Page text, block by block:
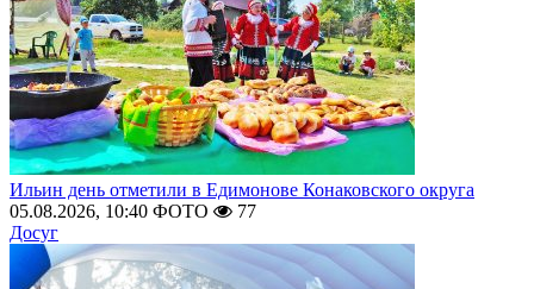
Ильин день отметили в Едимонове Конаковского округа
05.08.2026, 10:40 ФОТО
77
Досуг